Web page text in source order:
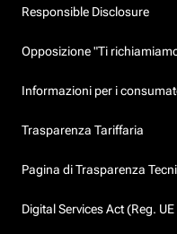
Responsible Disclosure
Opposizione "Ti
Informazioni per i
Trasparenza Tariffaria
Pagina di Trasparenza
Digital Services Act (Reg.